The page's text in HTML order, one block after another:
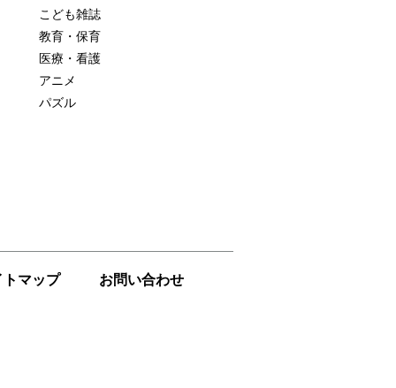
こども雑誌
教育・保育
医療・看護
アニメ
パズル
トマップ お問い合わせ